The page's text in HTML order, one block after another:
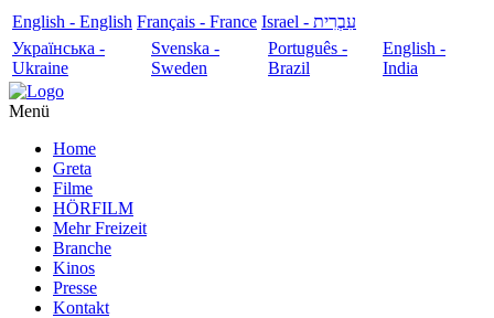
English - English Français - France
עִבְרִית - Israel
Українська -
Ukraine
Svenska -
Sweden
Português -
Brazil
English -
India
Menü
Home
Greta
Filme
HÖRFILM
Mehr Freizeit
Branche
Kinos
Presse
Kontakt